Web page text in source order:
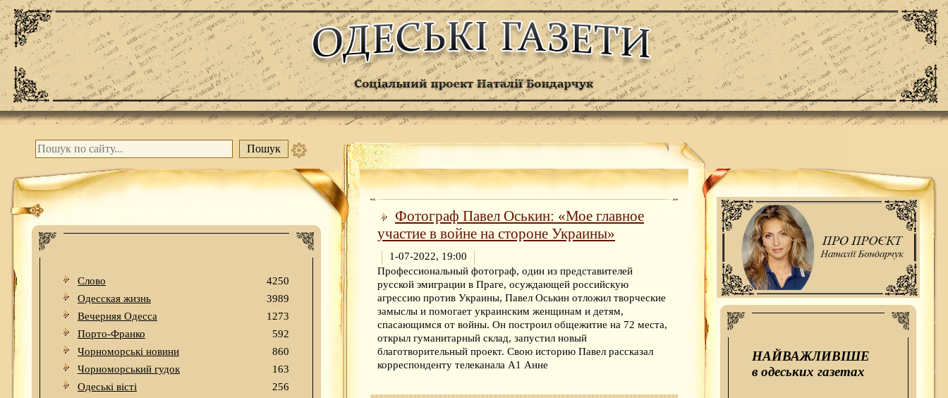
Слово
4250
Одесская жизнь
3989
Вечерняя Одесса
1273
Порто-Франко
592
Чорноморські новини
860
Чорноморський гудок
163
Одеськi вiстi
256
Фотограф Павел Оськин: «Мое главное
участие в войне на стороне Украины»
1-07-2022, 19:00
Профессиональный фотограф, один из представителей
русской эмиграции в Праге, осуждающей российскую
агрессию против Украины, Павел Оськин отложил творческие
замыслы и помогает украинским женщинам и детям,
спасающимся от войны. Он построил общежитие на 72 места,
открыл гуманитарный склад, запустил новый
благотворительный проект. Свою историю Павел рассказал
корреспонденту телеканала А1 Анне
НАЙВАЖЛИВІШЕ
в одеських газетах